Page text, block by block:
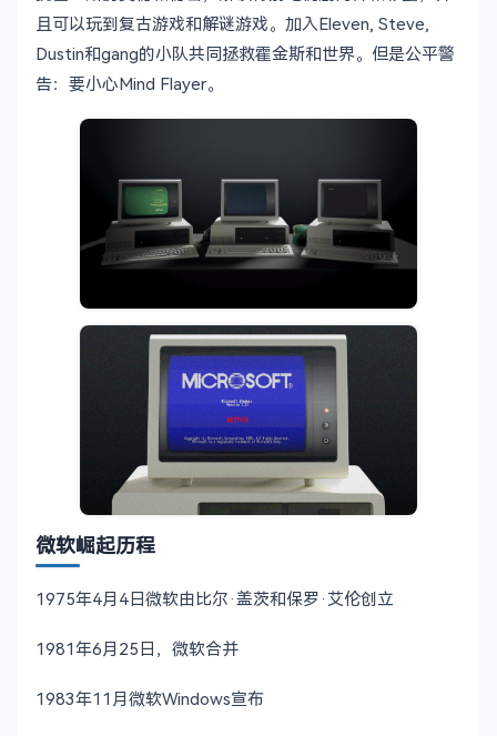
且可以玩到复古游戏和解谜游戏。加入Eleven, Steve,
Dustin和gang的小队共同拯救霍金斯和世界。但是公平警
告：要小心Mind Flayer。
微软崛起历程
1975年4月4日微软由比尔·盖茨和保罗·艾伦创立
1981年6月25日，微软合并
1983年11月微软Windows宣布